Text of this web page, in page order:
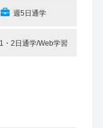
週5日通学
・2日通学/Web学習